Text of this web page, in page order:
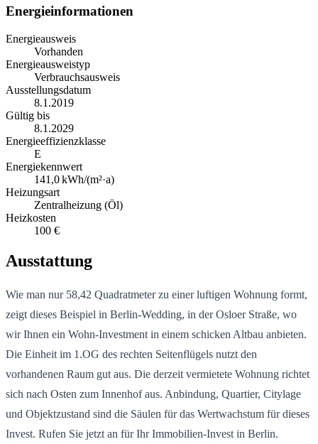
Energieinformationen
Energieausweis
Vorhanden
Energieausweistyp
Verbrauchsausweis
Ausstellungsdatum
8.1.2019
Gültig bis
8.1.2029
Energieeffizienzklasse
E
Energiekennwert
141,0kWh/(m²·a)
Heizungsart
Zentralheizung (Öl)
Heizkosten
100 €
Ausstattung
Wie man nur 58,42 Quadratmeter zu einer luftigen Wohnung formt,
zeigt dieses Beispiel in Berlin-Wedding, in der Osloer Straße, wo
wir Ihnen ein Wohn-Investment in einem schicken Altbau anbieten.
Die Einheit im 1.OG des rechten Seitenflügels nutzt den
vorhandenen Raum gut aus. Die derzeit vermietete Wohnung richtet
sich nach Osten zum Innenhof aus. Anbindung, Quartier, Citylage
und Objektzustand sind die Säulen für das Wertwachstum für dieses
Invest. Rufen Sie jetzt an für Ihr Immobilien-Invest in Berlin.